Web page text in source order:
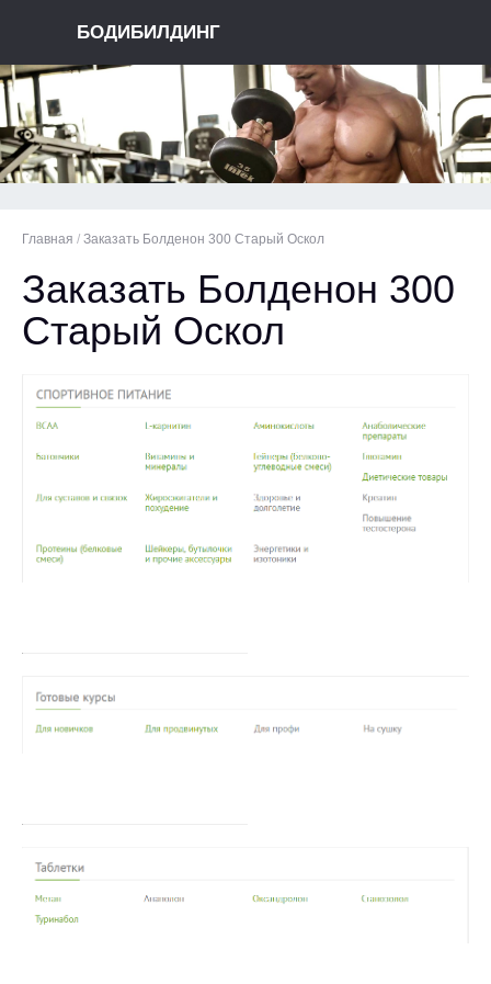
БОДИБИЛДИНГ
Главная / Заказать Болденон 300 Старый Оскол
Заказать Болденон 300
Старый Оскол